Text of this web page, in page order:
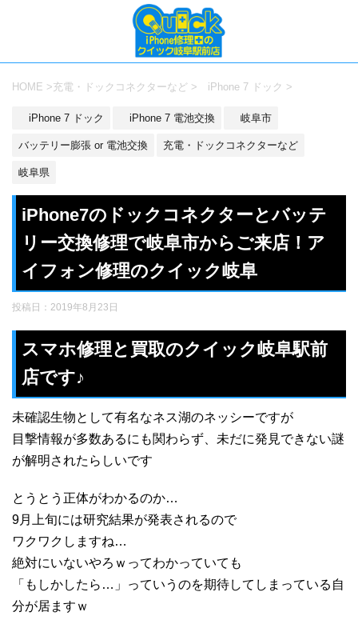
HOME >充電・ドックコネクターなど > iPhone 7 ドック >
iPhone 7 ドック iPhone 7 電池交換 岐阜市
バッテリー膨張 or 電池交換 充電・ドックコネクターなど
岐阜県
iPhone7のドックコネクターとバッテ
リー交換修理で岐阜市からご来店！ア
イフォン修理のクイック岐阜
投稿日： 2019年8月23日
スマホ修理と買取のクイック岐阜駅前
店です♪
未確認生物として有名なネス湖のネッシーですが
目撃情報が多数あるにも関わらず、未だに発見できない謎
が解明されたらしいです
とうとう正体がわかるのか…
9月上旬には研究結果が発表されるので
ワクワクしますね…
絶対にいないやろｗってわかっていても
「もしかしたら…」っていうのを期待してしまっている自
分が居ますｗ